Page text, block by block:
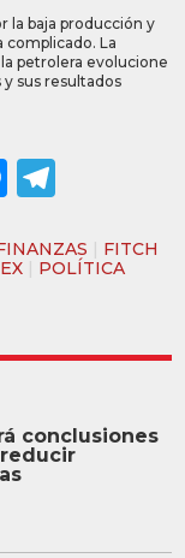
la baja producción y
complicado. La
petrolera evolucione
sus resultados
| FITCH
| POLÍTICA
conclusiones